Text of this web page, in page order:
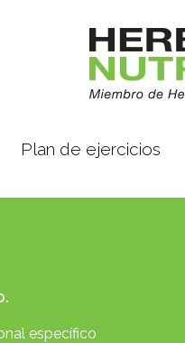
Plan de ejercicios
específico